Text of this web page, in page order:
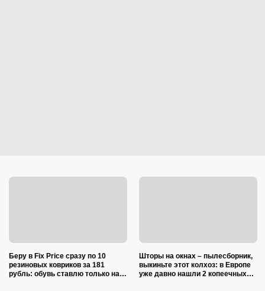
Беру в Fix Price сразу по 10
резиновых ковриков за 181
рубль: обувь ставлю только на
Шторы на окнах – пылесборник,
выкиньте этот колхоз: в Европе
уже давно нашли 2 копеечных